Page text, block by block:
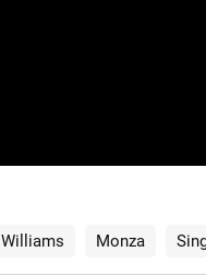
Williams Monza